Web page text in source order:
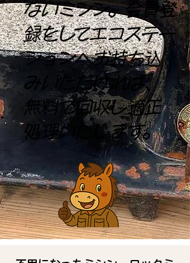
ないミシン。会員登
録をしてエコステー
ションへお持ち込
みいただければ、
無料で回収し適正
処理いたします。